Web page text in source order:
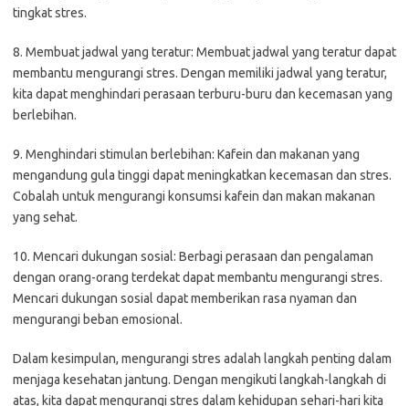
tingkat stres.
8. Membuat jadwal yang teratur: Membuat jadwal yang teratur dapat
membantu mengurangi stres. Dengan memiliki jadwal yang teratur,
kita dapat menghindari perasaan terburu-buru dan kecemasan yang
berlebihan.
9. Menghindari stimulan berlebihan: Kafein dan makanan yang
mengandung gula tinggi dapat meningkatkan kecemasan dan stres.
Cobalah untuk mengurangi konsumsi kafein dan makan makanan
yang sehat.
10. Mencari dukungan sosial: Berbagi perasaan dan pengalaman
dengan orang-orang terdekat dapat membantu mengurangi stres.
Mencari dukungan sosial dapat memberikan rasa nyaman dan
mengurangi beban emosional.
Dalam kesimpulan, mengurangi stres adalah langkah penting dalam
menjaga kesehatan jantung. Dengan mengikuti langkah-langkah di
atas, kita dapat mengurangi stres dalam kehidupan sehari-hari kita